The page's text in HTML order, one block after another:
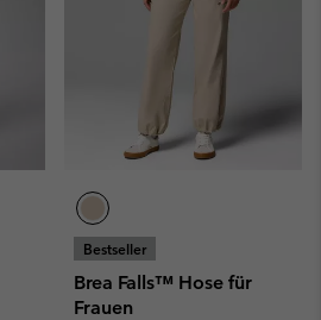
Bestseller
Brea Falls™ Hose für
Frauen